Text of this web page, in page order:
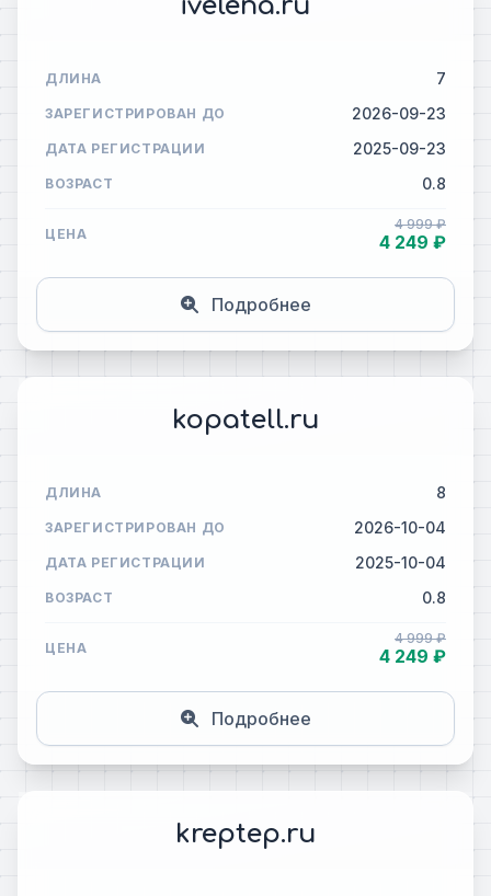
ivelena.ru
ДЛИНА 7
ЗАРЕГИСТРИРОВАН ДО 2026-09-23
ДАТА РЕГИСТРАЦИИ 2025-09-23
ВОЗРАСТ 0.8
ЦЕНА
4 999 ₽
4 249 ₽
Подробнее
kopatell.ru
ДЛИНА 8
ЗАРЕГИСТРИРОВАН ДО 2026-10-04
ДАТА РЕГИСТРАЦИИ 2025-10-04
ВОЗРАСТ 0.8
ЦЕНА
4 999 ₽
4 249 ₽
Подробнее
kreptep.ru